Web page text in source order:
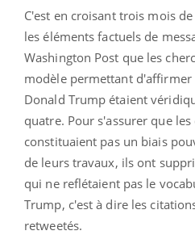
C'est en croisant trois mois
les éléments factuels de
Washington Post que les
modèle permettant d'affirmer
Donald Trump étaient
quatre. Pour s'assurer que
constituaient pas un biais
de leurs travaux, ils ont
qui ne reflétaient pas le
Trump, c'est à dire les
retweetés.